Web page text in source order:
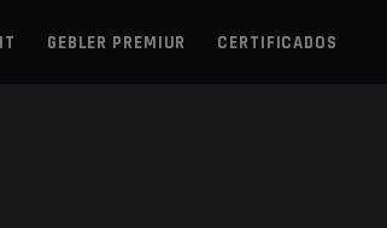
GEBLER PREMIUR CERTIFICADOS